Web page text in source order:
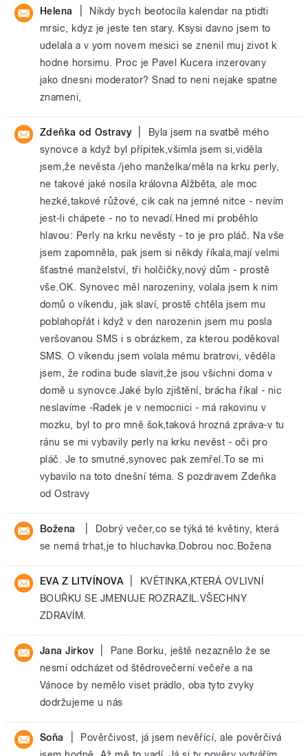
Helena
Nikdy bych beotocila kalendar na ptidti
mrsic, kdyz je jeste ten stary. Ksysi davno jsem to
udelala a v yom novem mesici se znenil muj zivot k
hodne horsimu. Proc je Pavel Kucera inzerovany
jako dnesni moderator? Snad to neni nejake spatne
znameni,
Zdeňka od Ostravy
Byla jsem na svatbě mého
synovce a když byl přípitek,všimla jsem si,viděla
jsem,že nevěsta /jeho manželka/měla na krku perly,
ne takové jaké nosila královna Alžběta, ale moc
hezké,takové růžové, cik cak na jemné nitce - nevím
jest-li chápete - no to nevadí.Hned mi proběhlo
hlavou: Perly na krku nevěsty - to je pro pláč. Na vše
jsem zapomněla, pak jsem si někdy říkala,mají velmi
šťastné manželství, tři holčičky,nový dům - prostě
vše.OK. Synovec měl narozeniny, volala jsem k nim
domů o víkendu, jak slaví, prostě chtěla jsem mu
poblahopřát i když v den narozenin jsem mu posla
veršovanou SMS i s obrázkem, za kterou poděkoval
SMS. O víkendu jsem volala mému bratrovi, věděla
jsem, že rodina bude slavit,že jsou všichni doma v
domě u synovce.Jaké bylo zjištění, brácha říkal - nic
neslavíme -Radek je v nemocnici - má rakovinu v
mozku, byl to pro mně šok,taková hrozná zpráva-v tu
ránu se mi vybavily perly na krku nevěst - oči pro
pláč. Je to smutné,synovec pak zemřel.To se mi
vybavilo na toto dnešní téma. S pozdravem Zdeňka
od Ostravy
Božena
Dobrý večer,co se týká té květiny, která
se nemá trhat,je to hluchavka.Dobrou noc.Božena
EVA Z LITVÍNOVA
KVĚTINKA,KTERÁ OVLIVNÍ
BOUŘKU SE JMENUJE ROZRAZIL.VŠECHNY
ZDRAVÍM.
Jana Jirkov
Pane Borku, ještě nezaznělo že se
nesmí odcházet od štědrovečerní večeře a na
Vánoce by nemělo viset prádlo, oba tyto zvyky
dodržujeme u nás
Soňa
Pověrčivost, já jsem nevěřící, ale pověrčivá